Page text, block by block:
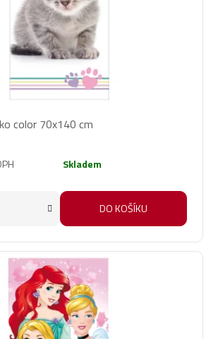
color 70x140 cm
Skladem
DO KOŠÍKU